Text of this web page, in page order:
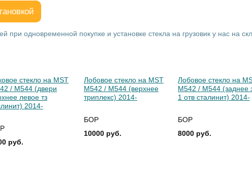
при одновременной покупке и установке стекла на грузовик у нас на
стекло на MST
/ M544 (двери
левое тз
2014-
руб.
Лобовое стекло на MST
M542 / M544 (верхнее
триплекс) 2014-
БОР
10000 руб.
Лобовое стекло на
M542 / M544 (заднее
1 отв сталинит) 2014-
БОР
8000 руб.